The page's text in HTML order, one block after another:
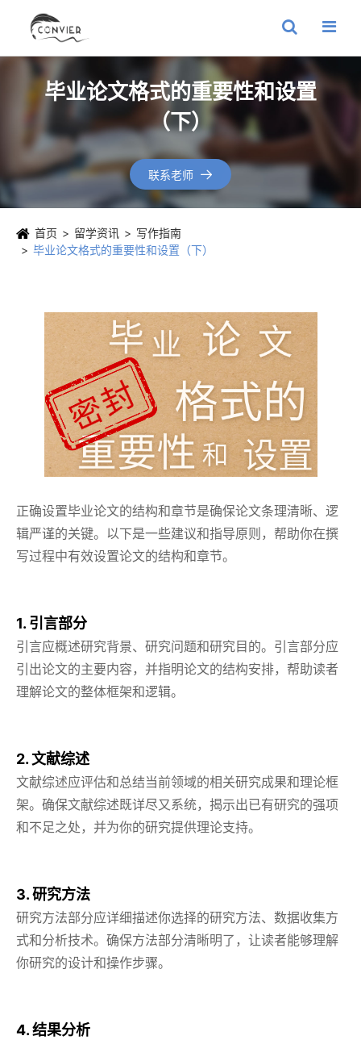
毕业论文格式的重要性和设置
（下）
联系老师 
首页 留学资讯
写作指南
毕业论文格式的重要性和设置（下）
正确设置毕业论文的结构和章节是确保论文条理清晰、逻
辑严谨的关键。以下是一些建议和指导原则，帮助你在撰
写过程中有效设置论文的结构和章节。
1. 引言部分
引言应概述研究背景、研究问题和研究目的。引言部分应
引出论文的主要内容，并指明论文的结构安排，帮助读者
理解论文的整体框架和逻辑。
2. 文献综述
文献综述应评估和总结当前领域的相关研究成果和理论框
架。确保文献综述既详尽又系统，揭示出已有研究的强项
和不足之处，并为你的研究提供理论支持。
3. 研究方法
研究方法部分应详细描述你选择的研究方法、数据收集方
式和分析技术。确保方法部分清晰明了，让读者能够理解
你研究的设计和操作步骤。
4. 结果分析